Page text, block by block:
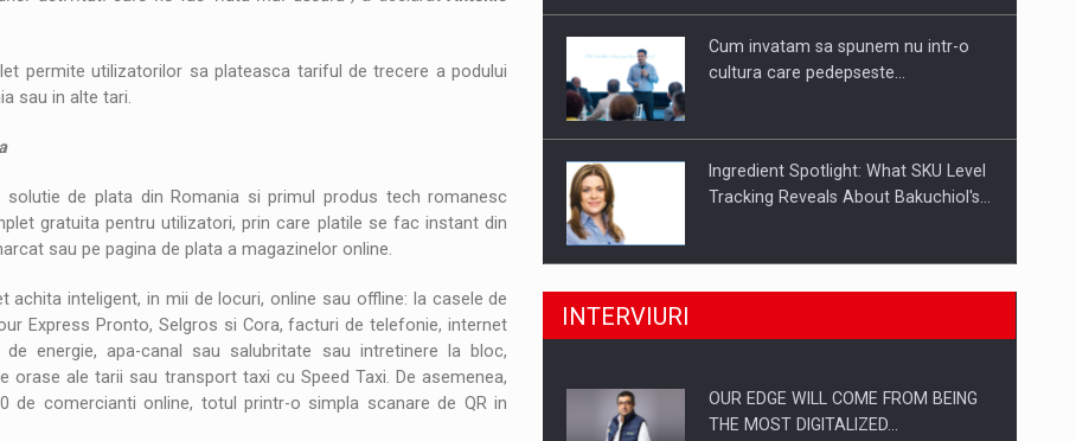
permite utilizatorilor sa plateasca tariful de trecere a podului
sau in alte tari.
de plata din Romania si primul produs tech romanesc
gratuita pentru utilizatori, prin care platile se fac instant din
sau pe pagina de plata a magazinelor online.
achita inteligent, in mii de locuri, online sau offline: la casele de
Express Pronto, Selgros si Cora, facturi de telefonie, internet
energie, apa-canal sau salubritate sau intretinere la bloc,
ale tarii sau transport taxi cu Speed Taxi. De asemenea,
comercianti online, totul printr-o simpla scanare de QR in
Cum invatam sa spunem nu intr-o
cultura care pedepseste…
Ingredient Spotlight: What SKU Level
Tracking Reveals About Bakuchiol's…
Producatorii si comerciantii care nu
Proteinmaxxing and the Future of
INTERVIURI
OUR EDGE WILL COME FROM BEING
THE MOST DIGITALIZED…